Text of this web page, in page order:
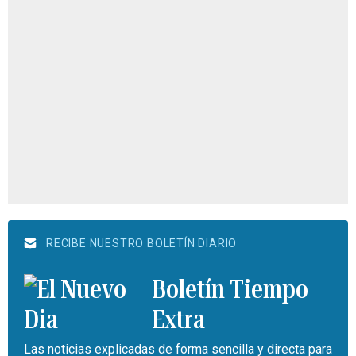
RECIBE NUESTRO BOLETÍN DIARIO
Boletín Tiempo
Extra
Las noticias explicadas de forma sencilla y directa para